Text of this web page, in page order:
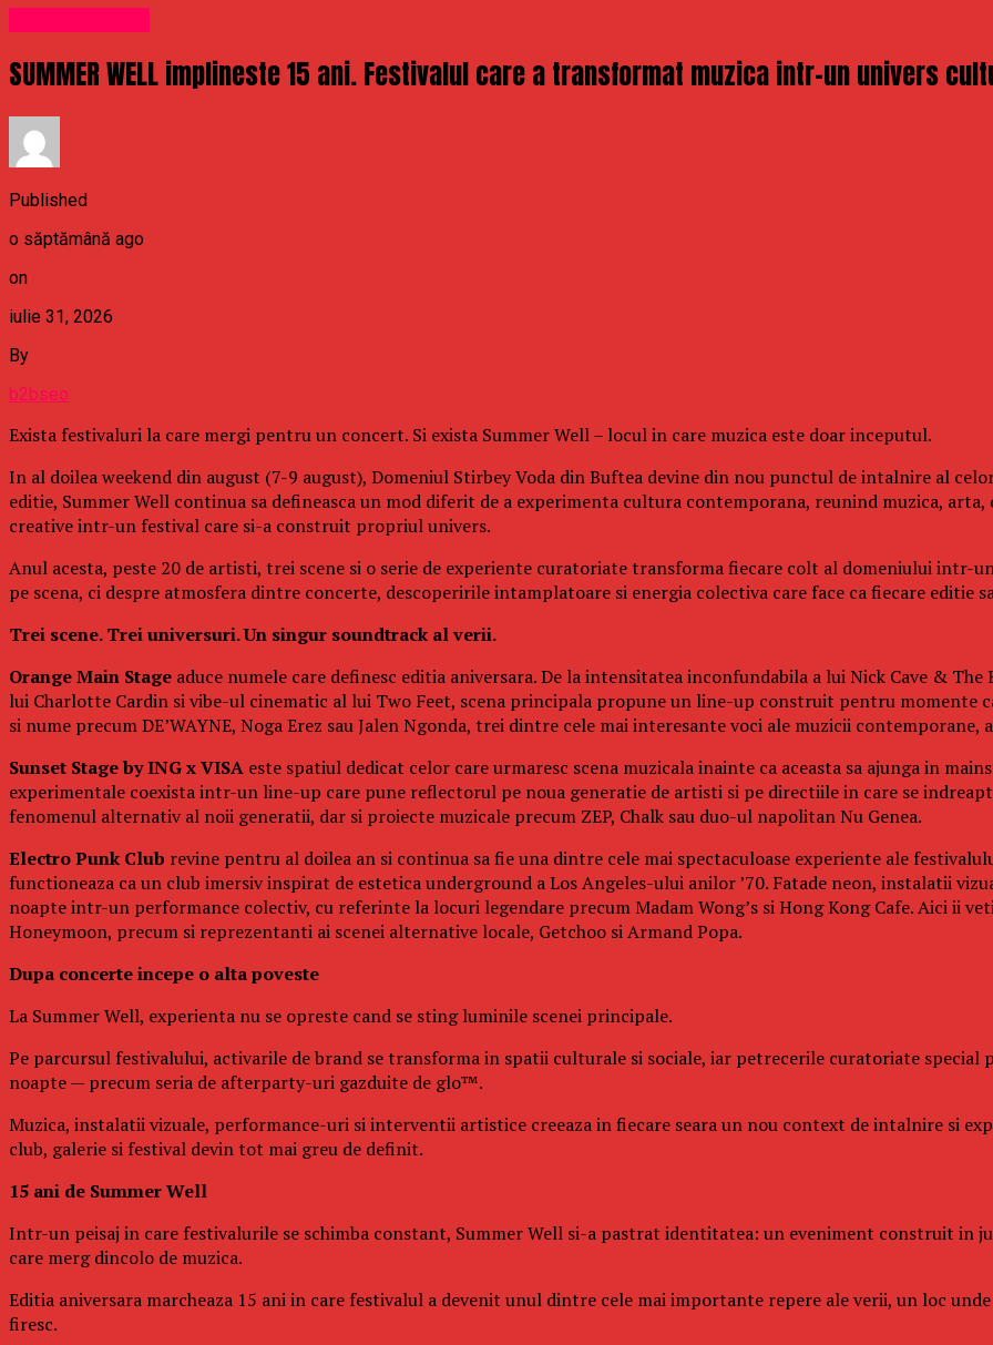
SUMMER WELL implineste 15 ani. Festivalul care a transformat muzica intr-un univers
Published
o săptămână ago
on
iulie 31, 2026
By
b2bseo
Exista festivaluri la care mergi pentru un concert. Si exista Summer Well – locul in care muzica este doar inceputul.
In al doilea weekend din august (7-9 august), Domeniul Stirbey Voda din Buftea devine din nou punctul de intalnire al
editie, Summer Well continua sa defineasca un mod diferit de a experimenta cultura contemporana, reunind muzica,
creative intr-un festival care si-a construit propriul univers.
Anul acesta, peste 20 de artisti, trei scene si o serie de experiente curatoriate transforma fiecare colt al domeniului intr-
pe scena, ci despre atmosfera dintre concerte, descoperirile intamplatoare si energia colectiva care face ca fiecare editie
Trei scene. Trei universuri. Un singur soundtrack al verii.
Orange Main Stage aduce numele care definesc editia aniversara. De la intensitatea inconfundabila a lui Nick Cave & The
lui Charlotte Cardin si vibe-ul cinematic al lui Two Feet, scena principala propune un line-up construit pentru momente
si nume precum DE’WAYNE, Noga Erez sau Jalen Ngonda, trei dintre cele mai interesante voci ale muzicii
Sunset Stage by ING x VISA este spatiul dedicat celor care urmaresc scena muzicala inainte ca aceasta sa ajunga in
experimentale coexista intr-un line-up care pune reflectorul pe noua generatie de artisti si pe directiile in care se
fenomenul alternativ al noii generatii, dar si proiecte muzicale precum ZEP, Chalk sau duo-ul napolitan Nu Genea.
Electro Punk Club revine pentru al doilea an si continua sa fie una dintre cele mai spectaculoase experiente ale
functioneaza ca un club imersiv inspirat de estetica underground a Los Angeles-ului anilor ’70. Fatade neon, instalatii
noapte intr-un performance colectiv, cu referinte la locuri legendare precum Madam Wong’s si Hong Kong Cafe. Aici ii
Honeymoon, precum si reprezentanti ai scenei alternative locale, Getchoo si Armand Popa.
Dupa concerte incepe o alta poveste
La Summer Well, experienta nu se opreste cand se sting luminile scenei principale.
Pe parcursul festivalului, activarile de brand se transforma in spatii culturale si sociale, iar petrecerile curatoriate
noapte — precum seria de afterparty-uri gazduite de glo™.
Muzica, instalatii vizuale, performance-uri si interventii artistice creeaza in fiecare seara un nou context de intalnire si
club, galerie si festival devin tot mai greu de definit.
15 ani de Summer Well
Intr-un peisaj in care festivalurile se schimba constant, Summer Well si-a pastrat identitatea: un eveniment construit
care merg dincolo de muzica.
Editia aniversara marcheaza 15 ani in care festivalul a devenit unul dintre cele mai importante repere ale verii, un loc
firesc.